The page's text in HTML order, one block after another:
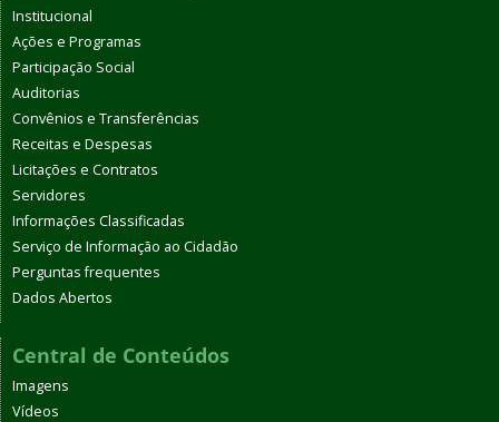
Institucional
Ações e Programas
Participação Social
Auditorias
Convênios e Transferências
Receitas e Despesas
Licitações e Contratos
Servidores
Informações Classificadas
Serviço de Informação ao Cidadão
Perguntas frequentes
Dados Abertos
Central de Conteúdos
Imagens
Vídeos